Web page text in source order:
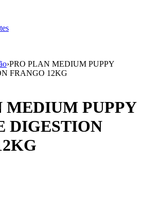
›PRO PLAN MEDIUM PUPPY
FRANGO 12KG
MEDIUM PUPPY
DIGESTION